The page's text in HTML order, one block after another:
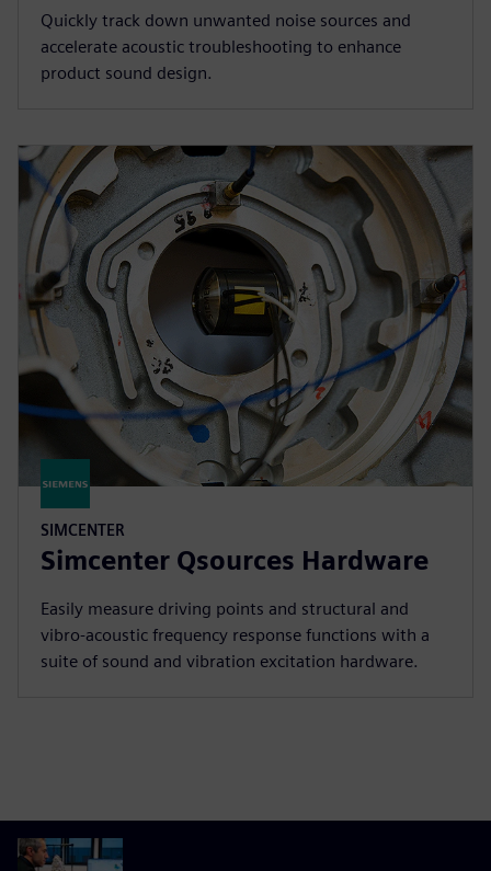
Quickly track down unwanted noise sources and
accelerate acoustic troubleshooting to enhance
product sound design.
SIMCENTER
Simcenter Qsources Hardware
Easily measure driving points and structural and
vibro-acoustic frequency response functions with a
suite of sound and vibration excitation hardware.